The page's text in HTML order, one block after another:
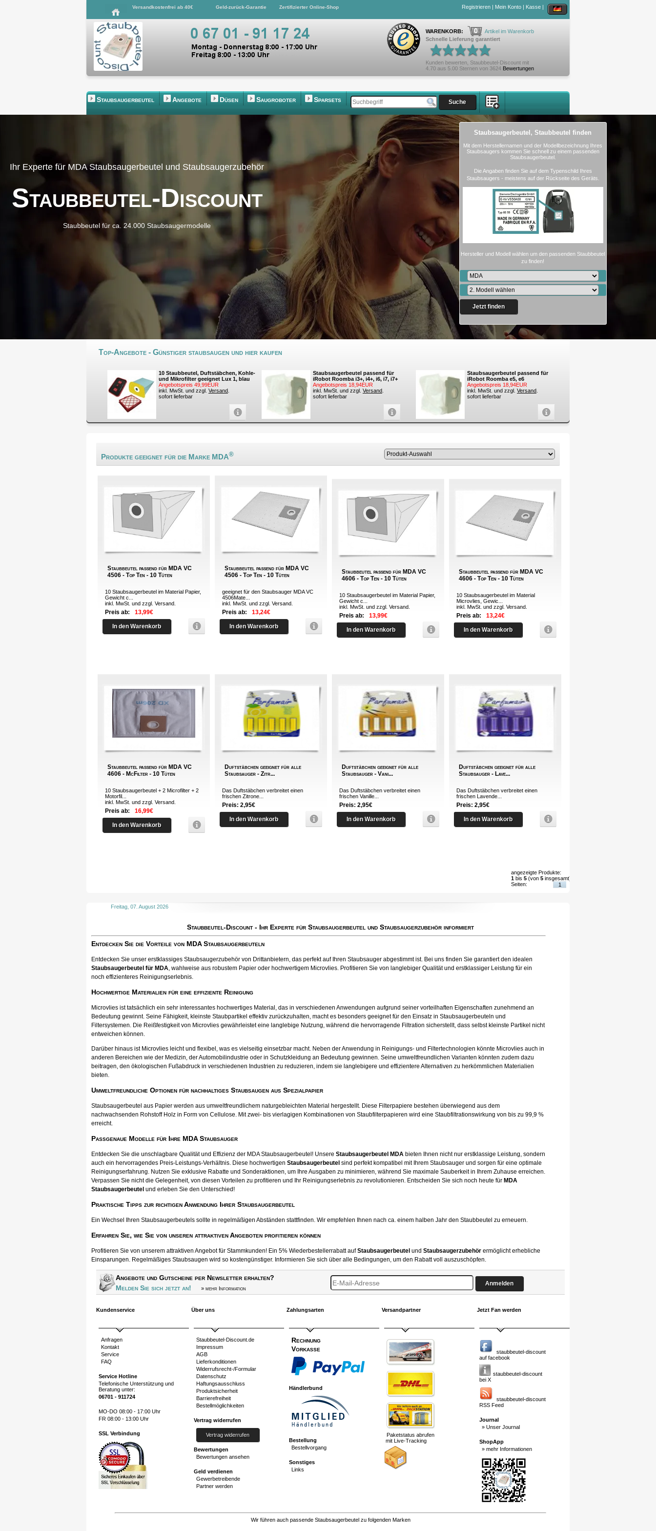
Versandkostenfrei ab 40€ Geld-zurück-Garantie Zertifizierter Online-Shop Registrieren | Mein Konto | Kasse |
WARENKORB: 0
Artikel im Warenkorb
Schnelle Lieferung garantiert
Kunden bewerten, Staubbeutel-Discount mit
4.70 aus 5.00 Sternen von 3624 Bewertungen
Staubsaugerbeutel Angebote Düsen Saugroboter Sparsets
Ihr Experte für MDA Staubsaugerbeutel und Staubsaugerzubehör
Staubbeutel-Discount
Staubbeutel für ca. 24.000 Staubsaugermodelle
Staubsaugerbeutel, Staubbeutel finden
Mit dem Herstellernamen und der Modellbezeichnung Ihres
Staubsaugers kommen Sie schnell zu einem passenden
Staubsaugerbeutel.
Die Angaben finden Sie auf dem Typenschild Ihres
Staubsaugers - meistens auf der Rückseite des Geräts.
Hersteller und Modell wählen um den passenden Staubbeutel
zu finden!
Jetzt finden
Top-Angebote - Günstiger staubsaugen und hier kaufen
10 Staubbeutel, Duftstäbchen, Kohle-
und Mikrofilter geeignet Lux 1, blau
Angebotspreis 49,99EUR
inkl. MwSt. und zzgl. Versand
sofort lieferbar
Staubsaugerbeutel passend für
iRobot Roomba i3+, i4+, i6, i7, i7+
Angebotspreis 18,94EUR
inkl. MwSt. und zzgl. Versand
sofort lieferbar
Staubsaugerbeutel passend für
iRobot Roomba e5, e6
Angebotspreis 18,94EUR
inkl. MwSt. und zzgl. Versand
sofort lieferbar
Produkte geeignet für die Marke MDA®
Staubbeutel passend für MDA VC
4506 - Top Ten - 10 Tüten
10 Staubsaugerbeutel im Material Papier,
Gewicht c...
inkl. MwSt. und zzgl. Versand
Preis ab: 13,99€
In den Warenkorb
Staubbeutel passend für MDA VC
4506 - Top Ten - 10 Tüten
geeignet für den Staubsauger MDA VC
4506Mate...
inkl. MwSt. und zzgl. Versand
Preis ab: 13,24€
In den Warenkorb
Staubbeutel passend für MDA VC
4606 - Top Ten - 10 Tüten
10 Staubsaugerbeutel im Material Papier,
Gewicht c...
inkl. MwSt. und zzgl. Versand
Preis ab: 13,99€
In den Warenkorb
Staubbeutel passend für MDA VC
4606 - Top Ten - 10 Tüten
10 Staubsaugerbeutel im Material
Microvlies, Gewic...
inkl. MwSt. und zzgl. Versand
Preis ab: 13,24€
In den Warenkorb
Staubbeutel passend für MDA VC
4606 - McFilter - 10 Tüten
10 Staubsaugerbeutel + 2 Microfilter + 2
Motorfil...
inkl. MwSt. und zzgl. Versand
Preis ab: 16,99€
In den Warenkorb
Duftstäbchen geeignet für alle
Staubsauger - Zitr...
Das Duftstäbchen verbreitet einen
frischen Zitrone...
Preis: 2,95€
In den Warenkorb
Duftstäbchen geeignet für alle
Staubsauger - Vani...
Das Duftstäbchen verbreitet einen
frischen Vanille...
Preis: 2,95€
In den Warenkorb
Duftstäbchen geeignet für alle
Staubsauger - Lave...
Das Duftstäbchen verbreitet einen
frischen Lavende...
Preis: 2,95€
In den Warenkorb
angezeigte Produkte:
1 bis 5 (von 5 insgesamt)
Seiten:
1
Freitag, 07. August 2026
Staubbeutel-Discount - Ihr Experte für Staubsaugerbeutel und Staubsaugerzubehör informiert
Entdecken Sie die Vorteile von MDA Staubsaugerbeuteln
Entdecken Sie unser erstklassiges Staubsaugerzubehör von Drittanbietern, das perfekt auf Ihren Staubsauger abgestimmt ist. Bei uns finden Sie garantiert den idealen
Staubsaugerbeutel für MDA, wahlweise aus robustem Papier oder hochwertigem Microvlies. Profitieren Sie von langlebiger Qualität und erstklassiger Leistung für ein
noch effizienteres Reinigungserlebnis.
Hochwertige Materialien für eine effiziente Reinigung
Microvlies ist tatsächlich ein sehr interessantes hochwertiges Material, das in verschiedenen Anwendungen aufgrund seiner vorteilhaften Eigenschaften zunehmend an
Bedeutung gewinnt. Seine Fähigkeit, kleinste Staubpartikel effektiv zurückzuhalten, macht es besonders geeignet für den Einsatz in Staubsaugerbeuteln und
Filtersystemen. Die Reißfestigkeit von Microvlies gewährleistet eine langlebige Nutzung, während die hervorragende Filtration sicherstellt, dass selbst kleinste Partikel nicht
entweichen können.
Darüber hinaus ist Microvlies leicht und flexibel, was es vielseitig einsetzbar macht. Neben der Anwendung in Reinigungs- und Filtertechnologien könnte Microvlies auch in
anderen Bereichen wie der Medizin, der Automobilindustrie oder in Schutzkleidung an Bedeutung gewinnen. Seine umweltfreundlichen Varianten könnten zudem dazu
beitragen, den ökologischen Fußabdruck in verschiedenen Industrien zu reduzieren, indem sie langlebigere und effizientere Alternativen zu herkömmlichen Materialien
bieten.
Umweltfreundliche Optionen für nachhaltiges Staubsaugen aus Spezialpapier
Staubsaugerbeutel aus Papier werden aus umweltfreundlichem naturgebleichten Material hergestellt. Diese Filterpapiere bestehen überwiegend aus dem
nachwachsenden Rohstoff Holz in Form von Cellulose. Mit zwei- bis vierlagigen Kombinationen von Staubfilterpapieren wird eine Staubfiltrationswirkung von bis zu 99,9 %
erreicht.
Passgenaue Modelle für Ihre MDA Staubsauger
Entdecken Sie die unschlagbare Qualität und Effizienz der MDA Staubsaugerbeutel! Unsere Staubsaugerbeutel MDA bieten Ihnen nicht nur erstklassige Leistung, sondern
auch ein hervorragendes Preis-Leistungs-Verhältnis. Diese hochwertigen Staubsaugerbeutel sind perfekt kompatibel mit Ihrem Staubsauger und sorgen für eine optimale
Reinigungserfahrung. Nutzen Sie exklusive Rabatte und Sonderaktionen, um Ihre Ausgaben zu minimieren, während Sie maximale Sauberkeit in Ihrem Zuhause erreichen.
Verpassen Sie nicht die Gelegenheit, von diesen Vorteilen zu profitieren und Ihr Reinigungserlebnis zu revolutionieren. Entscheiden Sie sich noch heute für MDA
Staubsaugerbeutel und erleben Sie den Unterschied!
Praktische Tipps zur richtigen Anwendung Ihrer Staubsaugerbeutel
Ein Wechsel Ihren Staubsaugerbeutels sollte in regelmäßigen Abständen stattfinden. Wir empfehlen Ihnen nach ca. einem halben Jahr den Staubbeutel zu erneuern.
Erfahren Sie, wie Sie von unseren attraktiven Angeboten profitieren können
Profitieren Sie von unserem attraktiven Angebot für Stammkunden! Ein 5% Wiederbestellerrabatt aufStaubsaugerbeutel und Staubsaugerzubehör ermöglicht erhebliche
Einsparungen. Regelmäßiges Staubsaugen wird so kostengünstiger. Informieren Sie sich über alle Bedingungen, um den Rabatt voll auszuschöpfen.
Angebote und Gutscheine per Newsletter erhalten?
Melden Sie sich jetzt an!
» mehr Information
Kundenservice
Anfragen
Kontakt
Service
FAQ
Service Hotline
Telefonische Unterstützung und
Beratung unter:
06701 - 911724
MO-DO 08:00 - 17:00 Uhr
FR 08:00 - 13:00 Uhr
SSL Verbindung
Über uns
Staubbeutel-Discount.de
Impressum
AGB
Lieferkonditionen
Widerrufsrecht-/Formular
Datenschutz
Haftungsausschluss
Produktsicherheit
Barrierefreiheit
Bestellmöglichkeiten
Vertrag widerrufen
Vertrag widerrufen
Bewertungen
Bewertungen ansehen
Geld verdienen
Gewerbetreibende
Partner werden
Zahlungsarten
Rechnung
Vorkasse
Händlerbund
Bestellung
Bestellvorgang
Sonstiges
Links
Versandpartner
Paketstatus abrufen
mit Live-Tracking
Jetzt Fan werden
staubbeutel-discount
auf facebook
staubbeutel-discount
bei X
staubbeutel-discount
RSS Feed
Journal
» Unser Journal
ShopApp
» mehr Informationen
Wir führen auch passende Staubsaugerbeutel zu folgenden Marken